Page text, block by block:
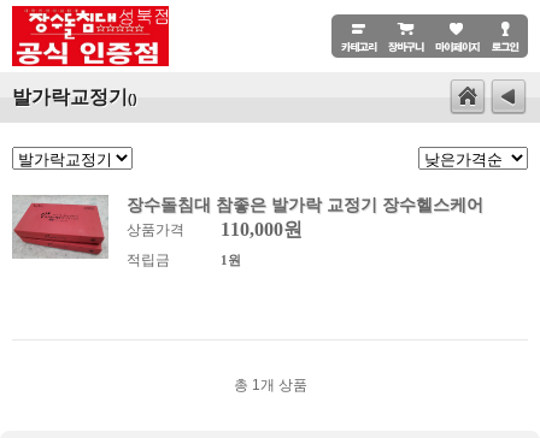
발가락교정기 ()
장수돌침대 참좋은 발가락 교정기 장수헬스케어
상품가격 110,000원
적립금 1원
총 1개 상품